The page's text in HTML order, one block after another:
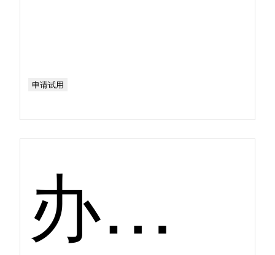
申请试用
办公自动化（OA）第二季度口碑产品